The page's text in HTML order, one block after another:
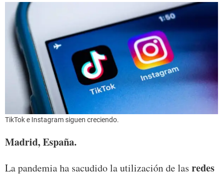
TikTok e Instagram siguen creciendo.
Madrid, España.
La pandemia ha sacudido la utilización de las redes